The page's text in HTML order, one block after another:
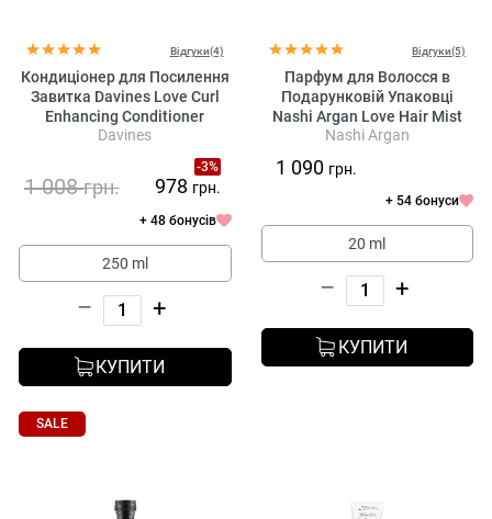
Відгуки(4)
Кондиціонер для Посилення
Завитка Davines Love Curl
Enhancing Conditioner
Davines
-3%
1 008грн. 978 грн.
+ 48 бонусів
250 ml
– +
КУПИТИ
Відгуки(5)
Парфум для Волосся в
Подарунковій Упаковці
Nashi Argan Love Hair Mist
Nashi Argan
1 090 грн.
+ 54 бонуси
20 ml
– +
КУПИТИ
SALE